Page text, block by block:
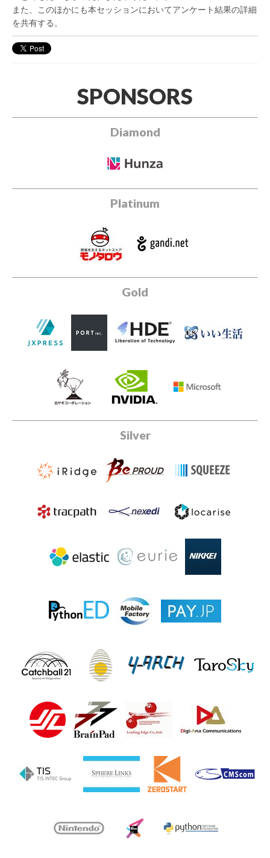
また、このほかにも本セッションにおいてアンケート結果の詳細
を共有する。
SPONSORS
Diamond
Platinum
Gold
Silver